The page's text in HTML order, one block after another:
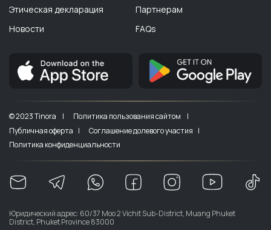
Этическая декларация
Новости
Партнерам
FAQs
© 2023 Tinora |
Политика пользования сайтом |
Публичная оферта |
Соглашение долевого участия |
Политика конфиденциальности
Юридический адрес: 60/37 Moo 2 Vichit Sub-District, Muang Phuket
District, Phuket Province 83000